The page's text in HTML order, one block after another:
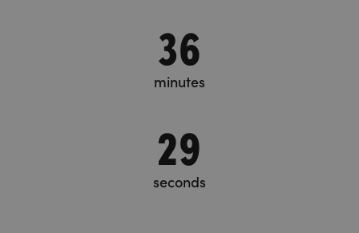
36
minutes
29
seconds